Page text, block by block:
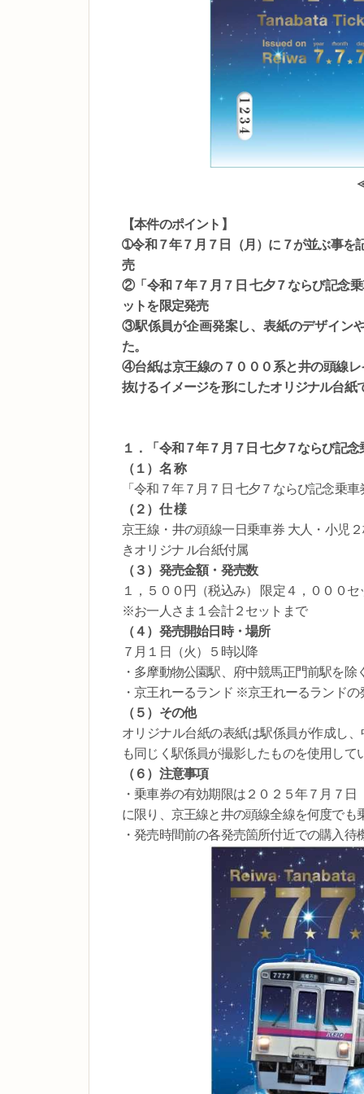
【本件のポイント】
➀令和７年７月７日（月）に７が並ぶ事を
売
②「令和７年７月７日 七夕７ならび記念
ットを限定発売
③駅係員が企画発案し、表紙のデザイン
た。
④台紙は京王線の７０００系と井の頭線
抜けるイメージを形にしたオリジナル台紙
１．「令和７年７月７日 七夕７ならび記
（１）名 称
「令和７年７月７日 七夕７ならび記念乗車
（２）仕 様
京王線・井の頭線一日乗車券 大人・小児
きオリジナ ル台紙付属
（３）発売金額・発売数
１，５００円（税込み） 限定４，０００セ
※お一人さま１会計２セットまで
（４）発売開始日時・場所
７月１日（火）５時以降
・多摩動物公園駅、府中競馬正門前駅を除
・京王れーるランド ※京王れーるランド
（５）その他
オリジナル台紙の表紙は駅係員が作成し
も同じく駅係員が撮影したものを使用して
（６）注意事項
・乗車券の有効期限は２０２５年７月７
に限り、京王線と井の頭線全線を何度でも
・発売時間前の各発売箇所付近での購入